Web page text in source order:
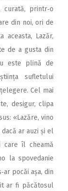
printr‑o
din noi, ori de
Lazăr,
de a gusta din
este plină de
sufletului
Cel mai
desigur, clipa
«Lazăre, vino
ar auzi și el
care îl cheamă
la spovedanie
pocăi așa, din
ar fi păcătosul